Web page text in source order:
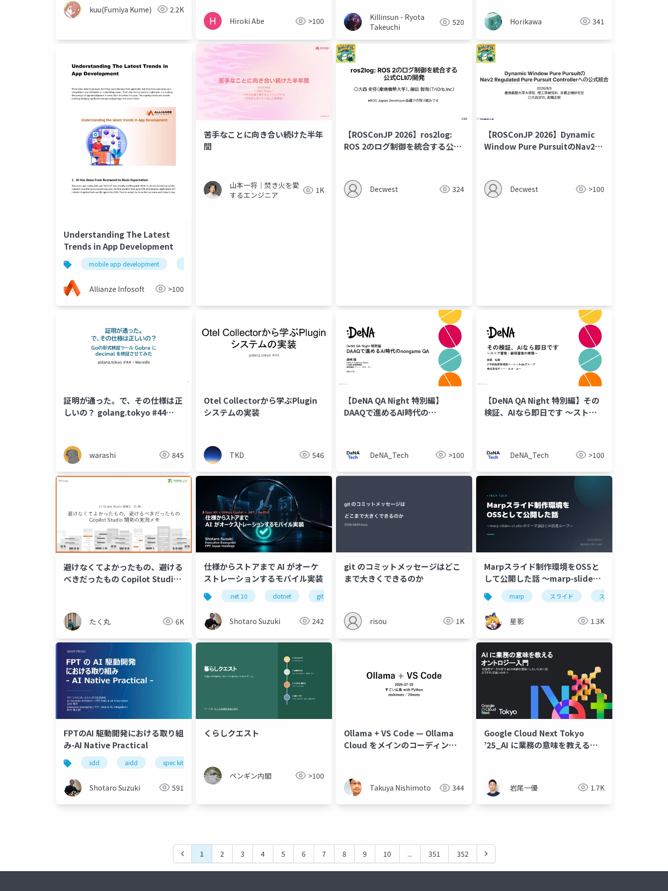
kuu(Fumiya Kume)
2.2K
Hiroki Abe
>100
Killinsun - Ryota
Takeuchi
520 Horikawa 341
Understanding The Latest
Trends in App Development
mobile app development
Allianze Infosoft >100
苦手なことに向き合い続けた半年
間
山本一将｜焚き火を愛
するエンジニア
1K
【ROSConJP 2026】ros2log:
ROS 2のログ制御を統合する公式
Decwest 324
【ROSConJP 2026】Dynamic
Window Pure PursuitのNav2
Decwest >100
証明が通った。で、その仕様は正
しいの？ golang.tokyo #44
warashi 845
Otel Collectorから学ぶPlugin
システムの実装
TKD 546
【DeNA QA Night 特別編】
DAAQで進めるAI時代の
DeNA_Tech >100
【DeNA QA Night 特別編】その
検証、AIなら即日です 〜ストア
DeNA_Tech >100
避けなくてよかったもの、避ける
べきだったもの Copilot Studio
たく丸 6K
仕様からストアまで AI がオーケ
ストレーションするモバイル実装
.net 10 dotnet github copilot terraform github spek kit swiftui
Shotaro Suzuki 242
git のコミットメッセージはどこ
まで大きくできるのか
risou 1K
Marpスライド制作環境をOSSと
して公開した話 〜marp-slides-
studio のテーマ設計とAI自走ル
ープ〜
marp スライド スライド作成
星影 1.3K
FPTのAI 駆動開発における取り組
み-AI Native Practical
sdd aidd spec kit
Shotaro Suzuki 591
くらしクエスト
ペンギン内閣 >100
Ollama + VS Code — Ollama
Cloud をメインのコーディング
Takuya Nishimoto 344
Google Cloud Next Tokyo
’25_AI に業務の意味を教えるオ
岩尾一優 1.7K
1 2 3 4 5 6 7 8 9 10 ... 351 352